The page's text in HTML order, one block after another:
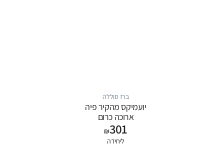
ברז סוללה
יועמיקס מהקיר פיה
ארוכה כרום
₪301
ליחידה